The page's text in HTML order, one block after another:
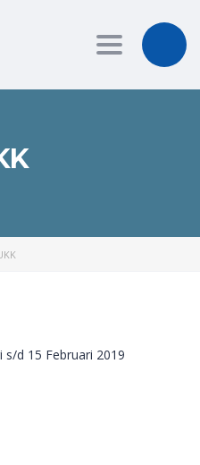
Toggle
s/d 15 Februari 2019